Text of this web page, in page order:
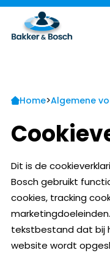
Home>Algemene
Dit is de
Bosch gebruikt
cookies, tracking
tekstbestand dat bij
website wordt